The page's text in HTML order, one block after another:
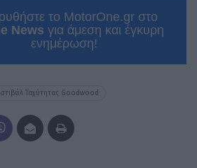
το MotorOne.gr στο
News για άμεση και έγκυρη
ενημέρωση!
Ταχύτητας Goodwood